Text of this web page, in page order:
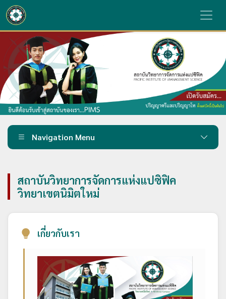
Navigation Menu
สถาบันวิทยาการจัดการแห่งแปซิฟิค
วิทยาเขตนิมิตใหม่
เกี่ยวกับเรา